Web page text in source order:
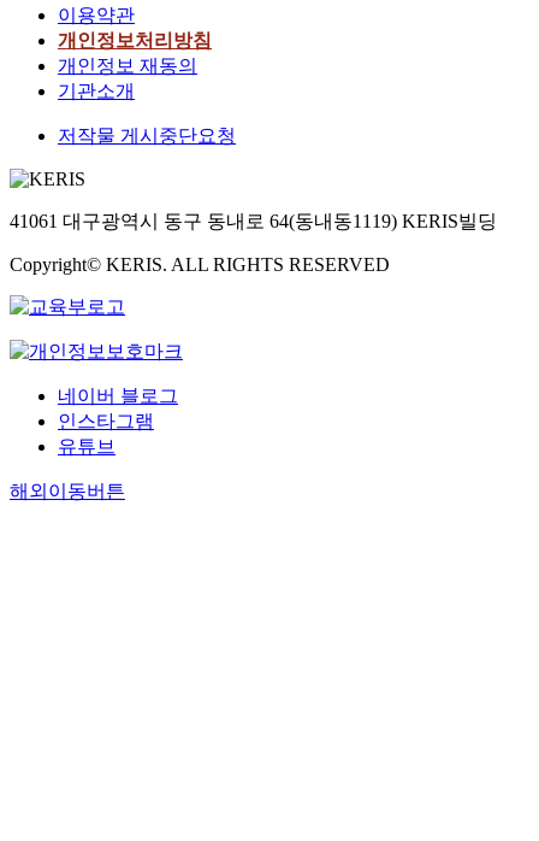
이용약관
개인정보처리방침
개인정보 재동의
기관소개
저작물 게시중단요청
41061 대구광역시 동구 동내로 64(동내동1119) KERIS빌딩
Copyright© KERIS. ALL RIGHTS RESERVED
네이버 블로그
인스타그램
유튜브
해외이동버튼